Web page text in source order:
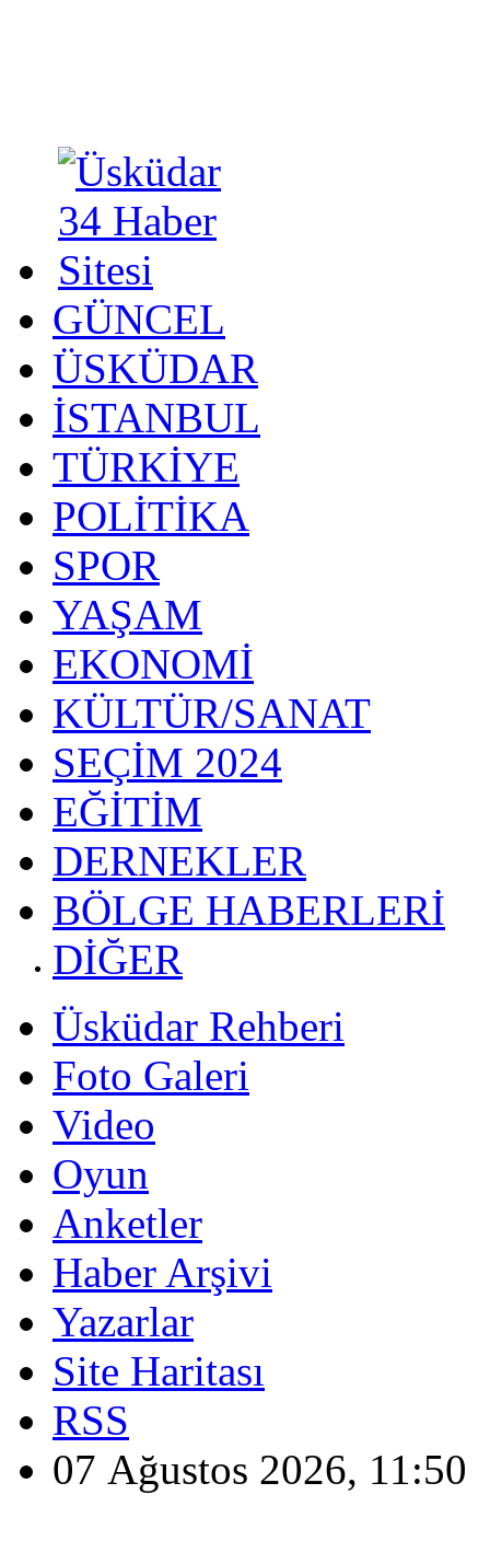
GÜNCEL
ÜSKÜDAR
İSTANBUL
TÜRKİYE
POLİTİKA
SPOR
YAŞAM
EKONOMİ
KÜLTÜR/SANAT
SEÇİM 2024
EĞİTİM
DERNEKLER
BÖLGE HABERLERİ
DİĞER
Üsküdar Rehberi
Foto Galeri
Video
Oyun
Anketler
Haber Arşivi
Yazarlar
Site Haritası
RSS
07 Ağustos 2026, 11:50